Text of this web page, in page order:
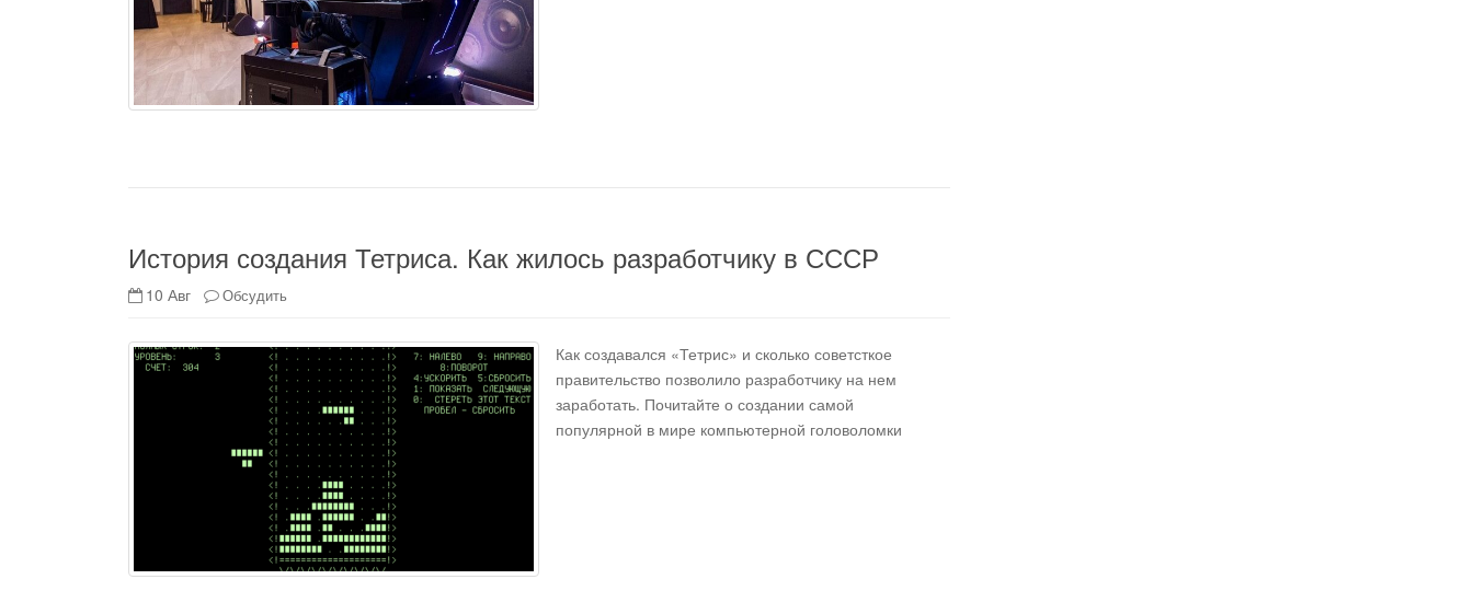
История создания Тетриса. Как жилось разработчику в СССР
10 Авг Обсудить
Как создавался «Тетрис» и сколько советсткое
правительство позволило разработчику на нем
заработать. Почитайте о создании самой
популярной в мире компьютерной головоломки